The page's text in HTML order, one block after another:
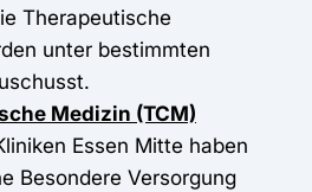
Therapeutische
unter bestimmten
Medizin (TCM)
Essen Mitte haben
Besondere Versorgung